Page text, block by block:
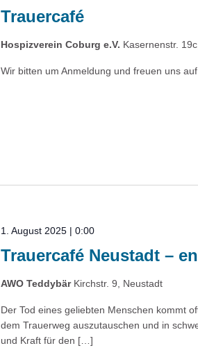
Trauercafé
Hospizverein Coburg e.V. Kasernenstr.
Wir bitten um Anmeldung und freuen uns
Trauercafé Neustadt –
1. August 2025 | 0:00
AWO Teddybär Kirchstr. 9, Neustadt
Der Tod eines geliebten Menschen kommt
dem Trauerweg auszutauschen und in
und Kraft für den […]